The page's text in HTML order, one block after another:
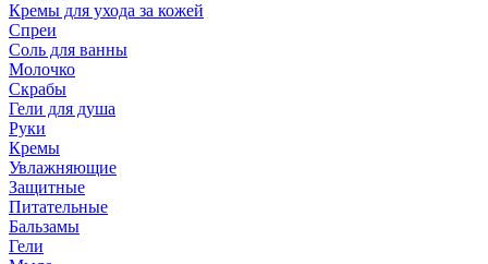
Кремы для ухода за кожей
Спреи
Соль для ванны
Молочко
Скрабы
Гели для душа
Руки
Кремы
Увлажняющие
Защитные
Питательные
Бальзамы
Гели